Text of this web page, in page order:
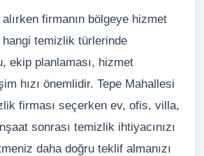
firmanın bölgeye hizmet
temizlik türlerinde
ekip planlaması, hizmet
hızı önemlidir. Tepe Mahallesi
firması seçerken ev, ofis, villa,
sonrası temizlik ihtiyacınızı
daha doğru teklif almanızı